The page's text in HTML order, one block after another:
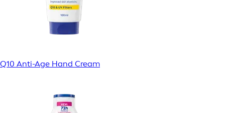
Q10 Anti-Age Hand Cream